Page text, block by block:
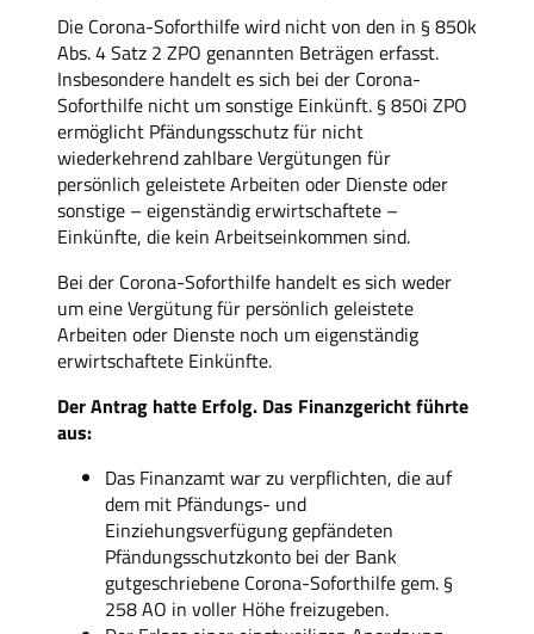
Die Corona-Soforthilfe wird nicht von den in § 850k
Abs. 4 Satz 2 ZPO genannten Beträgen erfasst.
Insbesondere handelt es sich bei der Corona-
Soforthilfe nicht um sonstige Einkünft. § 850i ZPO
ermöglicht Pfändungsschutz für nicht
wiederkehrend zahlbare Vergütungen für
persönlich geleistete Arbeiten oder Dienste oder
sonstige – eigenständig erwirtschaftete –
Einkünfte, die kein Arbeitseinkommen sind.
Bei der Corona-Soforthilfe handelt es sich weder
um eine Vergütung für persönlich geleistete
Arbeiten oder Dienste noch um eigenständig
erwirtschaftete Einkünfte.
Der Antrag hatte Erfolg. Das Finanzgericht führte
aus:
Das Finanzamt war zu verpflichten, die auf
dem mit Pfändungs- und
Einziehungsverfügung gepfändeten
Pfändungsschutzkonto bei der Bank
gutgeschriebene Corona-Soforthilfe gem. §
258 AO in voller Höhe freizugeben.